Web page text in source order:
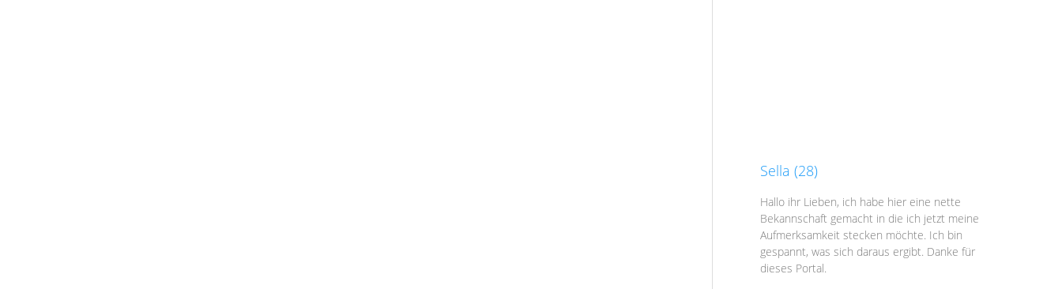
Sella (28)
Hallo ihr Lieben, ich habe hier eine nette
Bekannschaft gemacht in die ich jetzt meine
Aufmerksamkeit stecken möchte. Ich bin
gespannt, was sich daraus ergibt. Danke für
dieses Portal.